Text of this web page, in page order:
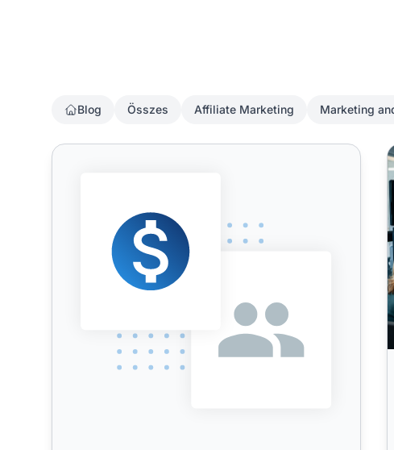
Blog Összes Affiliate Marketing Marketing
A hangalapú keresés hatása az SEO-ra